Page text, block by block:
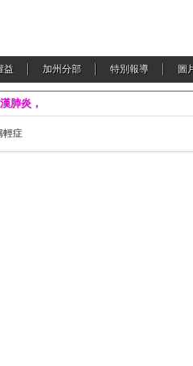
益 加州分部 特別報導 圖
肺炎，
輕症